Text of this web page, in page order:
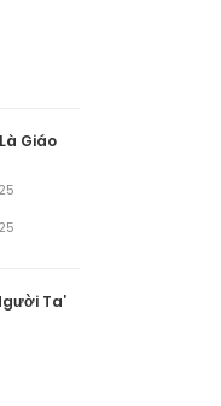
Giáo
Ta’